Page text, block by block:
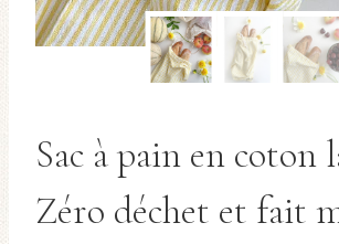
Sac à pain en coton
Zéro déchet et fait